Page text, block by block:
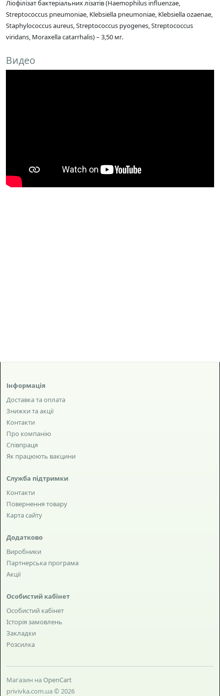
Ліофілізат бактеріальних лізатів (Haemophilus influenzae,
Streptococcus pneumoniae, Klebsiella pneumoniae, Klebsiella ozaenae,
Staphylococcus aureus, Streptococcus pyogenes, Streptococcus
viridans, Moraxella catarrhalis) – 3,50 мг.
Видео
Інформація
Доставка та оплата
Знижки та акції
Контакти
Про компанію
Співпраця
Як працюють вакцини
Служба підтримки
Контакти
Повернення товару
Карта сайту
Додатково
Виробники
Партнерська програма
Акції
Особистий кабінет
Особистий кабінет
Історія замовлень
Закладки
Розсилка
Магазин на OpenCart
privivka.com.ua © 2026